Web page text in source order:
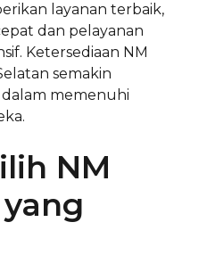
layanan terbaik,
dan pelayanan
Ketersediaan NM
semakin
memenuhi
NM